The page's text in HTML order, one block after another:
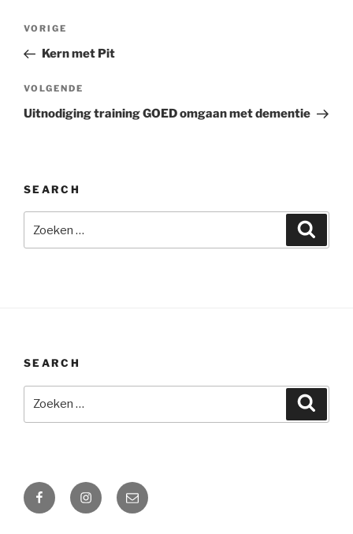
Bericht
Vorig
bericht
VORIGE
Kern met Pit
Volgend
bericht
VOLGENDE
Uitnodiging training GOED omgaan met dementie
SEARCH
SEARCH
FacebookInstagramEmail